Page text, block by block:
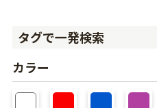
タグで一発検索
カラー